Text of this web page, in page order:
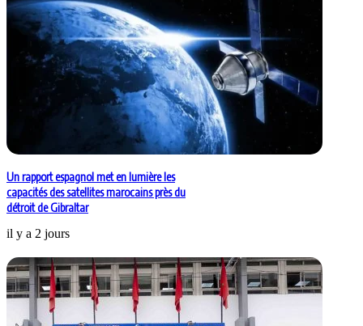
Un rapport espagnol met en lumière les
capacités des satellites marocains près du
détroit de Gibraltar
il y a 2 jours